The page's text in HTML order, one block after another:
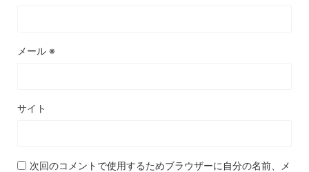
メール ※
サイト
次回のコメントで使用するためブラウザーに自分の名前、メ